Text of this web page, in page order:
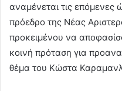
αναμένεται τις επόμενες
πρόεδρο της Νέας
προκειμένου να
κοινή πρόταση για
θέμα του Κώστα